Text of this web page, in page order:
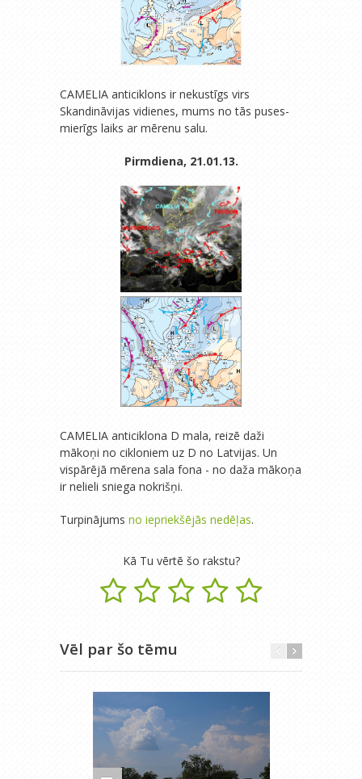
CAMELIA anticiklons ir nekustīgs virs
Skandināvijas vidienes, mums no tās puses-
mierīgs laiks ar mērenu salu.
Pirmdiena, 21.01.13.
CAMELIA anticiklona D mala, reizē daži
mākoņi no cikloniem uz D no Latvijas. Un
vispārējā mērena sala fona - no daža mākoņa
ir nelieli sniega nokrišņi.
Turpinājums no iepriekšējās nedēļas.
Kā Tu vērtē šo rakstu?
Vēl par šo tēmu